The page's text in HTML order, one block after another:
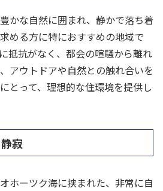
かな自然に囲まれ、静かで落ち着
める方に特におすすめの地域で
抵抗がなく、都会の喧騒から離れ
アウトドアや自然との触れ合いを
とって、理想的な住環境を提供し
寂
ホーツク海に挟まれた、非常に自